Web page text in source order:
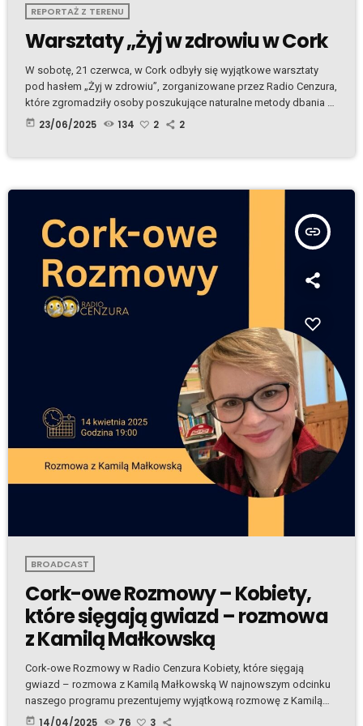
REPORTAŻ Z TERENU
Warsztaty „Żyj w zdrowiu w Cork
W sobotę, 21 czerwca, w Cork odbyły się wyjątkowe warsztaty
pod hasłem „Żyj w zdrowiu”, zorganizowane przez Radio Cenzura,
które zgromadziły osoby poszukujące naturalne metody dbania o
zdrowie fizyczne, emocjonalne i duchowe. Mental i
today 23/06/2025 134 2 2
insert_link
BROADCAST
Cork-owe Rozmowy – Kobiety,
które sięgają gwiazd – rozmowa
z Kamilą Małkowską
Cork-owe Rozmowy w Radio Cenzura Kobiety, które sięgają
gwiazd – rozmowa z Kamilą Małkowską W najnowszym odcinku
naszego programu prezentujemy wyjątkową rozmowę z Kamilą
Małkowską – logopedką, oligofrenopedagogiem, poetką,
today 14/04/2025 76 3